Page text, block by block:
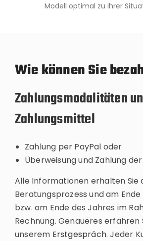
Modell optimal zu Ihrer
Wie können Sie
Zahlungsmodalitäten
Zahlungsmittel
Zahlung per PayPal oder
Überweisung und Zahlung
Alle Informationen erhalten Sie
Beratungsprozess und am
bzw. am Ende des Jahres im
Rechnung. Genaueres erfahren
unserem Erstgespräch. Jeder